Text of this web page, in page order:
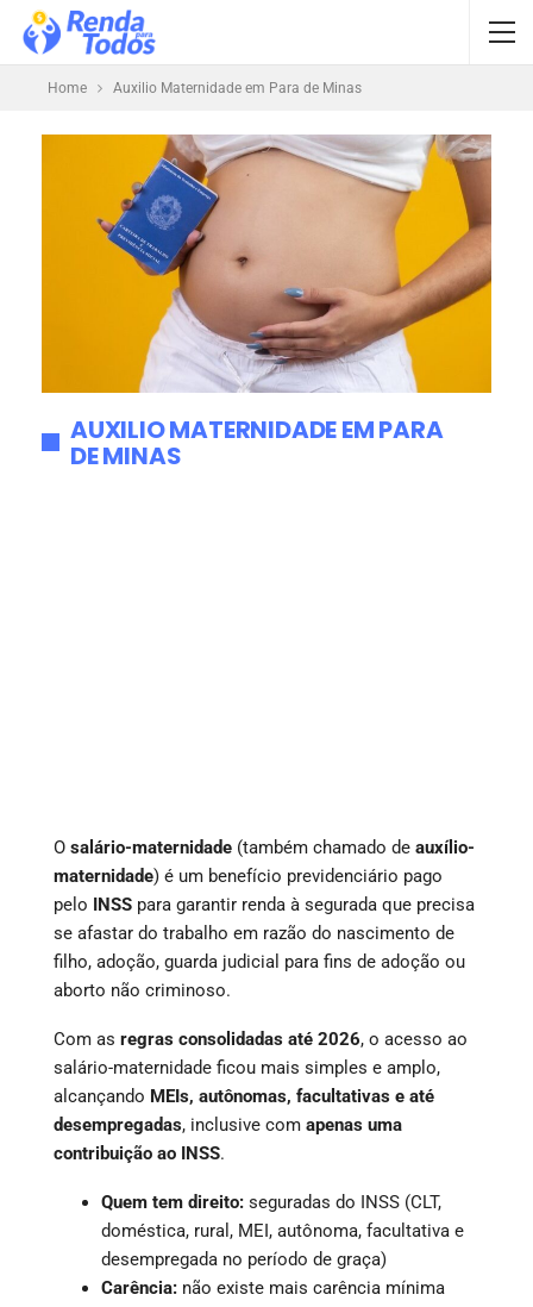
Home Auxilio Maternidade em Para de Minas
AUXILIO MATERNIDADE EM PARA
DE MINAS
O salário-maternidade (também chamado de auxílio-
maternidade) é um benefício previdenciário pago
pelo INSS para garantir renda à segurada que precisa
se afastar do trabalho em razão do nascimento de
filho, adoção, guarda judicial para fins de adoção ou
aborto não criminoso.
Com as regras consolidadas até 2026, o acesso ao
salário-maternidade ficou mais simples e amplo,
alcançando MEIs, autônomas, facultativas e até
desempregadas, inclusive com apenas uma
contribuição ao INSS.
Quem tem direito: seguradas do INSS (CLT,
doméstica, rural, MEI, autônoma, facultativa e
desempregada no período de graça)
Carência: não existe mais carência mínima